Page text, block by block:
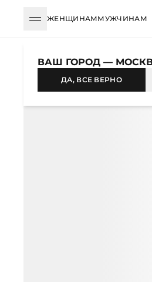
ЖЕНЩИНАММУЖЧИНАМ
ВАШ ГОРОД —
ДА, ВСЕ ВЕРНО